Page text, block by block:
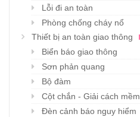
Lỗi đi an toàn
Phòng chống cháy nổ
Thiết bị an toàn giao thông
Biển báo giao thông
Sơn phản quang
Bộ đàm
Cột chắn - Giải cách mềm
Đèn cảnh báo nguy hiểm